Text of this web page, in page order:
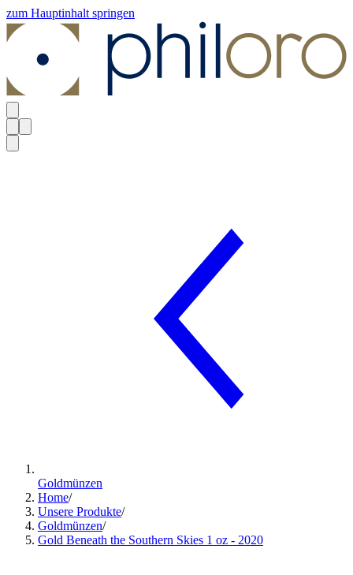
zum Hauptinhalt springen
Goldmünzen
Home/
Unsere Produkte/
Goldmünzen/
Gold Beneath the Southern Skies 1 oz - 2020